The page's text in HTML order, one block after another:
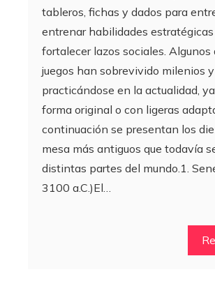
tableros, fichas y dados para
entrenar habilidades
fortalecer lazos sociales. Algunos
juegos han sobrevivido milenios
practicándose en la actualidad,
forma original o con ligeras
continuación se presentan los
mesa más antiguos que todavía
distintas partes del mundo.1.
3100 a.C.)El…